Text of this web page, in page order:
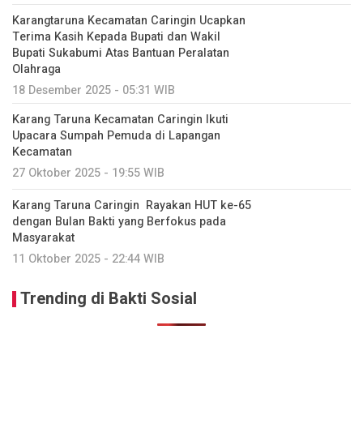
Karangtaruna Kecamatan Caringin Ucapkan
Terima Kasih Kepada Bupati dan Wakil
Bupati Sukabumi Atas Bantuan Peralatan
Olahraga
18 Desember 2025 - 05:31 WIB
Karang Taruna Kecamatan Caringin Ikuti
Upacara Sumpah Pemuda di Lapangan
Kecamatan
27 Oktober 2025 - 19:55 WIB
Karang Taruna Caringin Rayakan HUT ke-65
dengan Bulan Bakti yang Berfokus pada
Masyarakat
11 Oktober 2025 - 22:44 WIB
Trending di Bakti Sosial